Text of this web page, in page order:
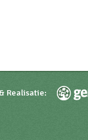
Realisatie: